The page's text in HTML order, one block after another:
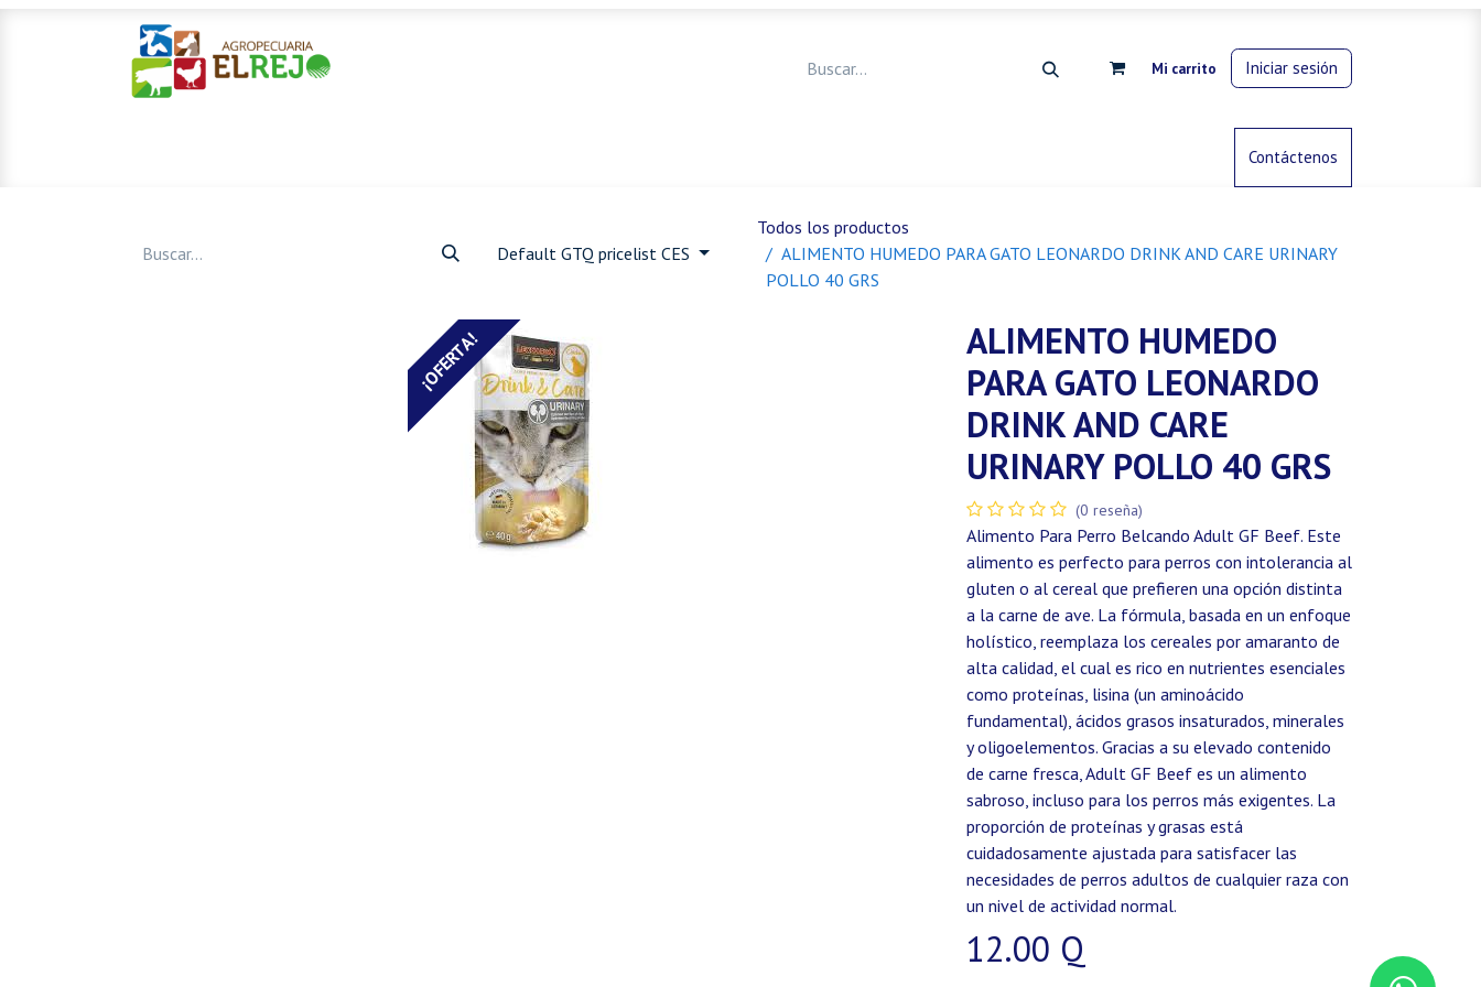
Mi carrito Iniciar sesión
Control de animalesContáctenos
Default GTQ pricelist CES
Todos los productos
ALIMENTO HUMEDO PARA GATO LEONARDO DRINK AND CARE URINARY
POLLO 40 GRS
¡OFERTA!
ALIMENTO HUMEDO
PARA GATO LEONARDO
DRINK AND CARE
URINARY POLLO 40 GRS
(0 reseña)
Alimento Para Perro Belcando Adult GF Beef. Este
alimento es perfecto para perros con intolerancia al
gluten o al cereal que prefieren una opción distinta
a la carne de ave. La fórmula, basada en un enfoque
holístico, reemplaza los cereales por amaranto de
alta calidad, el cual es rico en nutrientes esenciales
como proteínas, lisina (un aminoácido
fundamental), ácidos grasos insaturados, minerales
y oligoelementos. Gracias a su elevado contenido
de carne fresca, Adult GF Beef es un alimento
sabroso, incluso para los perros más exigentes. La
proporción de proteínas y grasas está
cuidadosamente ajustada para satisfacer las
necesidades de perros adultos de cualquier raza con
un nivel de actividad normal.
12.00 Q